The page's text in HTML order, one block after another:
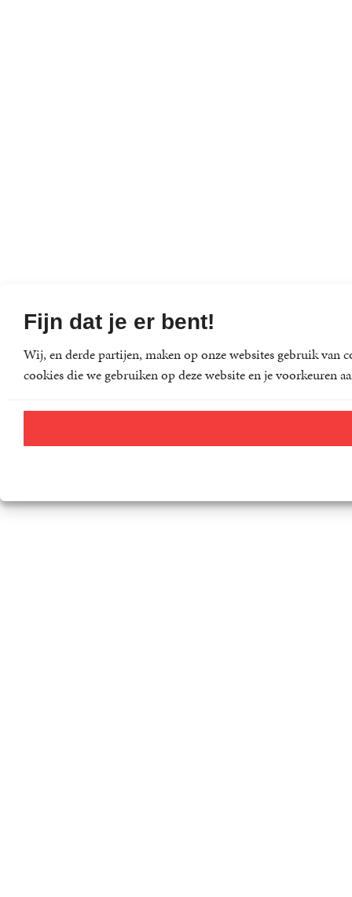
Fijn dat je er bent!
Wij, en derde partijen, maken op onze websites gebruik van
cookies die we gebruiken op deze website en je voorkeuren